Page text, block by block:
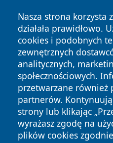
Nasza strona korzysta
działała prawidłowo.
cookies i podobnych
zewnętrznych
analitycznych,
społecznościowych.
przetwarzane również
partnerów.
strony lub klikając
wyrażasz zgodę na
plików cookies
Copyright © 2026
zastrzeżone.
News Autorzy
Polityka